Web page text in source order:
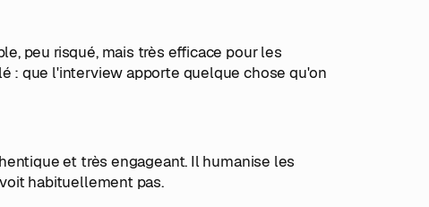
peu risqué, mais très efficace pour les
: que l'interview apporte quelque chose qu'on
et très engageant. Il humanise les
habituellement pas.